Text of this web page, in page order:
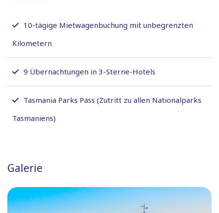
10-tägige Mietwagenbuchung mit unbegrenzten
Kilometern
9 Übernachtungen in 3-Sterne-Hotels
Tasmania Parks Pass (Zutritt zu allen Nationalparks
Tasmaniens)
Galerie